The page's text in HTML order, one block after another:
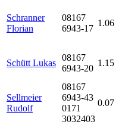
Schranner
Florian
08167
6943-17
1.06
Schütt Lukas
08167
6943-20
1.15
Sellmeier
Rudolf
08167
6943-43
0171
3032403
0.07